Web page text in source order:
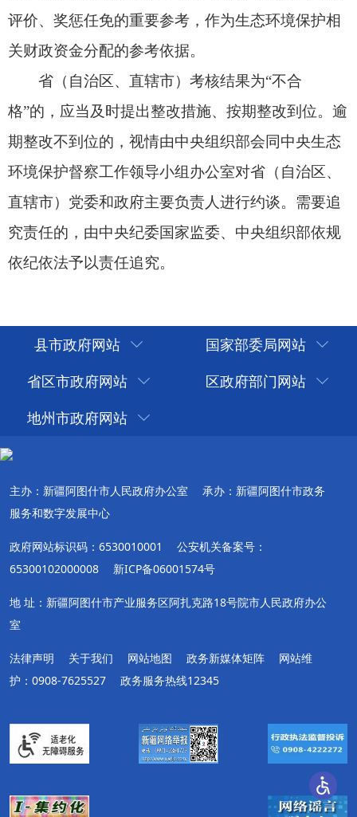
县市政府网站
国家部委局网站
省区市政府网站
区政府部门网站
地州市政府网站
主办：新疆阿图什市人民政府办公室
承办：新疆阿图什市政务
服务和数字发展中心
政府网站标识码：6530010001
公安机关备案号：
65300102000008
新ICP备06001574号
地 址：新疆阿图什市产业服务区阿扎克路18号院市人民政府办公
室
法律声明 关于我们 网站地图 政务新媒体矩阵
网站维
护：0908-7625527
政务服务热线12345